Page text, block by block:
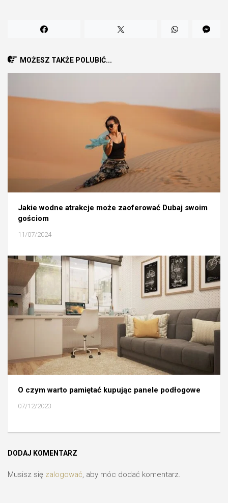
MOŻESZ TAKŻE POLUBIĆ...
Jakie wodne atrakcje może zaoferować Dubaj swoim
gościom
11/07/2024
O czym warto pamiętać kupując panele podłogowe
07/12/2023
DODAJ KOMENTARZ
Musisz się zalogować, aby móc dodać komentarz.